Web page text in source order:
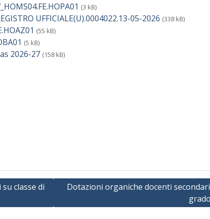
(3 kB)
UFFICIALE(U).0004022.13-05-2026 (338 kB)
(55 kB)
(5 kB)
2026-27 (158 kB)
classe di
Dotazioni organiche docenti